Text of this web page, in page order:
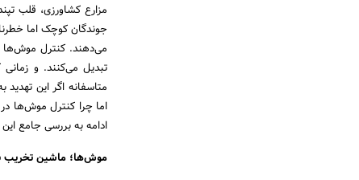
مزارع کشاورزی، قلب
جوندگان کوچک اما
می‌دهند. کنترل موش‌ها
تبدیل می‌کنند. و
متاسفانه اگر این
اما چرا کنترل موش‌ها
ادامه به بررسی جامع
موش‌ها؛ ماشین تخریب